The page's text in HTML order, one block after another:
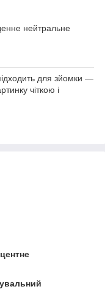
нейтральне
для зйомки —
чіткою і